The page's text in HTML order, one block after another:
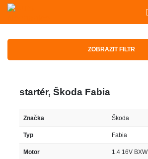
ZOBRAZIT FILTR
startér, Škoda Fabia
Značka Škoda
Typ Fabia
Motor 1.4 16V BXW